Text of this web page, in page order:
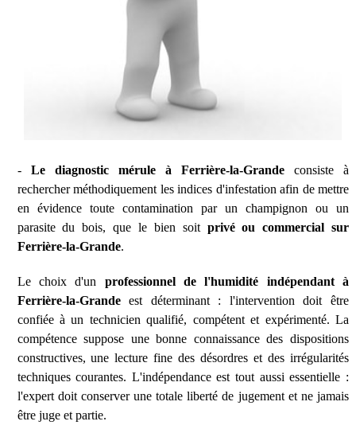
- Le diagnostic mérule à Ferrière-la-Grandeconsiste à
rechercher méthodiquement les indices d'infestation afin de mettre
en évidence toute contamination par un champignon ou un
parasite du bois, que le bien soit privé ou commercial sur
Ferrière-la-Grande.
Le choix d'un professionnel de l'humidité indépendant à
Ferrière-la-Grandeest déterminant : l'intervention doit être
confiée à un technicien qualifié, compétent et expérimenté. La
compétence suppose une bonne connaissance des dispositions
constructives, une lecture fine des désordres et des irrégularités
techniques courantes. L'indépendance est tout aussi essentielle :
l'expert doit conserver une totale liberté de jugement et ne jamais
être juge et partie.